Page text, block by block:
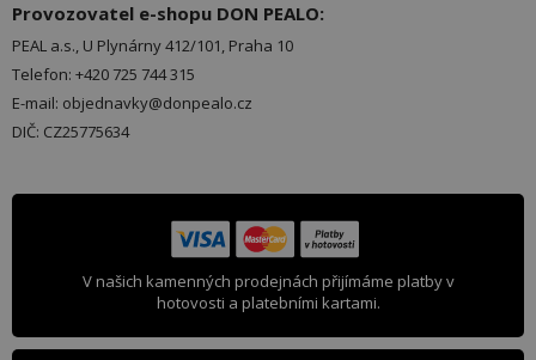
Provozovatel e-shopu DON PEALO:
PEAL a.s., U Plynárny 412/101, Praha 10
Telefon: +420 725 744 315
E-mail: objednavky@donpealo.cz
DIČ: CZ25775634
V našich kamenných prodejnách přijímáme platby v
hotovosti a platebními kartami.